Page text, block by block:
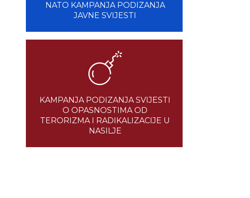
NATO KAMPANJA PODIZANJA
JAVNE SVIJESTI
KAMPANJA PODIZANJA SVIJESTI
O OPASNOSTIMA OD
TERORIZMA I RADIKALIZACIJE U
NASILJE